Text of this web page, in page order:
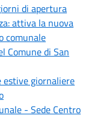
di apertura
attiva la nuova
comunale
Comune di San
estive giornaliere
- Sede Centro